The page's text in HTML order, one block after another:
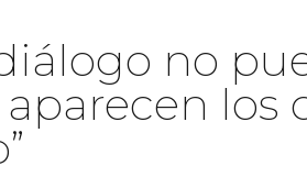
no
los